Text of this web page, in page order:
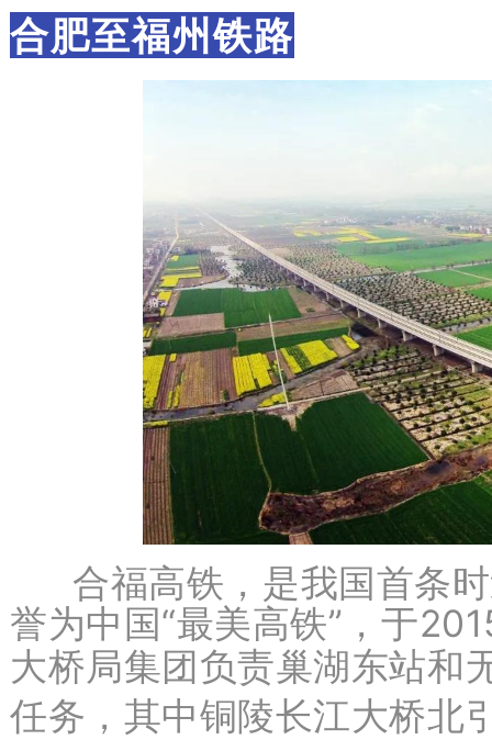
合肥至福州铁路
合福高铁，是我国首条时
誉为中国“最美高铁”，于
大桥局集团负责巢湖东站和
任务，其中铜陵长江大桥北